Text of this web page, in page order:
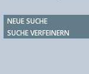
NEUE SUCHE
SUCHE VERFEINERN